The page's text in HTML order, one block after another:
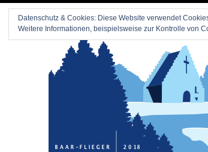
Datenschutz & Cookies: Diese Website verwendet
Weitere Informationen, beispielsweise zur Kontrolle von